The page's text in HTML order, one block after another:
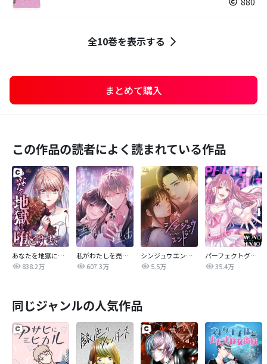
全10巻を表示する
まとめて購入
この作品の読者によく読まれている作品
あなたを地獄に堕とすまで
838.2万
私がわたしを売る理由
607.3万
シンジュウエンド【タテヨミ】
5.5万
パーフェクトグリッター
35.4万
同じジャンルの人気作品